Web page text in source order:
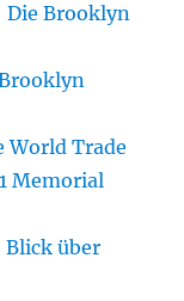
Die Brooklyn
World Trade
Memorial
Blick über